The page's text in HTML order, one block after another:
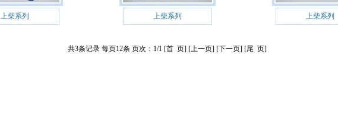
上柴系列 上柴系列 上柴系列
共3条记录 每页12条 页次：1/1 [首 页] [上一页] [下一页] [尾 页]